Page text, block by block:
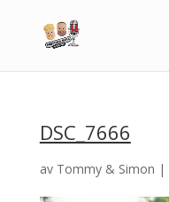
DSC_7666
av Tommy & Simon |